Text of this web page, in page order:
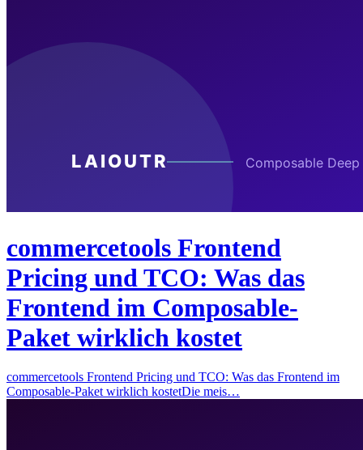
commercetools Frontend
Pricing und TCO: Was das
Frontend im Composable-
Paket wirklich kostet
commercetools Frontend Pricing und TCO: Was das Frontend im
Composable-Paket wirklich kostetDie meis…